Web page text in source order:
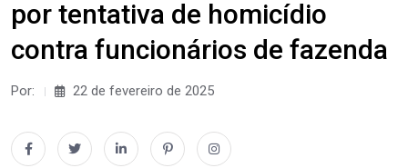
por tentativa de homicídio
contra funcionários de fazenda
Por: 22 de fevereiro de 2025